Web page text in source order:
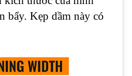
bẩy. Kẹp dầm này có